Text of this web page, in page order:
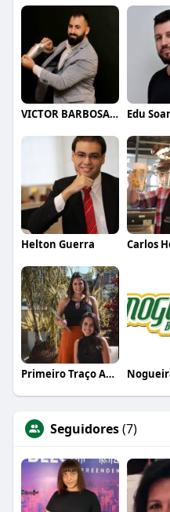
VICTOR BARBOSA QUARANTA Edu
Helton Guerra
Primeiro Traço Arquitetura
Seguidores(7)